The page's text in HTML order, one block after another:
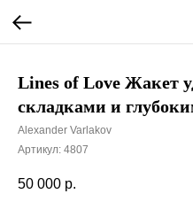
Lines of Love Жакет
складками и
Alexander Varlakov
Артикул: 4807
50 000 р.